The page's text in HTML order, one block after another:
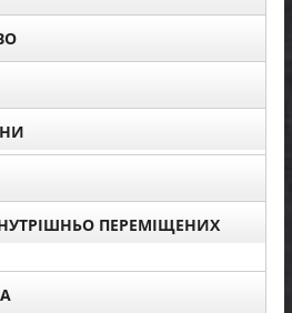
ПЕРЕМІЩЕНИХ